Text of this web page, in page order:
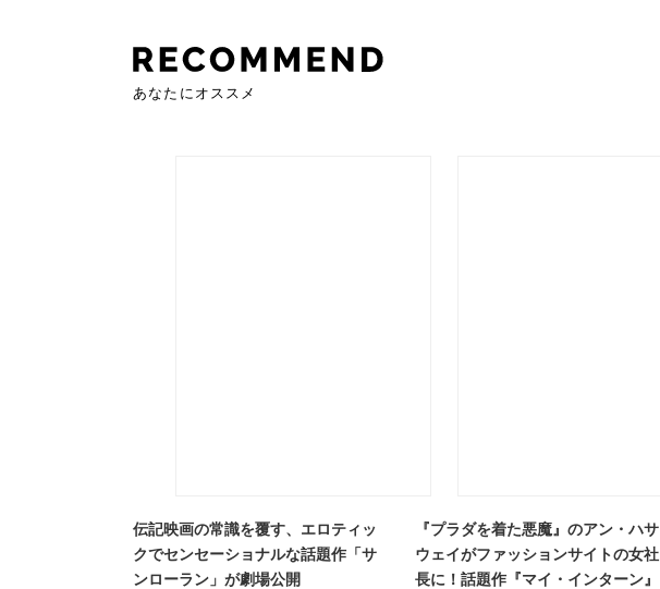
あなたにオススメ
伝記映画の常識を覆す、エロティッ
クでセンセーショナルな話題作「サ
ンローラン」が劇場公開
『プラダを着た悪魔』のアン・ハサ
ウェイがファッションサイトの女社
長に！話題作『マイ・インターン』